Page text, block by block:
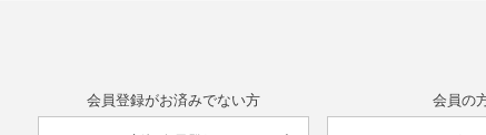
会員登録がお済みでない方 会員の